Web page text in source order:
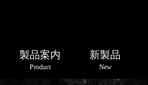
製品案内
Product
新製品
New